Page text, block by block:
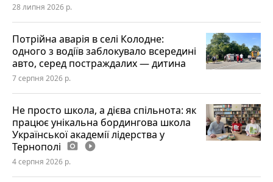
28 липня 2026 р.
Потрійна аварія в селі Колодне:
одного з водіїв заблокувало всередині
авто, серед постраждалих — дитина
7 серпня 2026 р.
Не просто школа, а дієва спільнота: як
працює унікальна бордингова школа
Української академії лідерства у
Тернополі photo_camera play_circle_filled
4 серпня 2026 р.